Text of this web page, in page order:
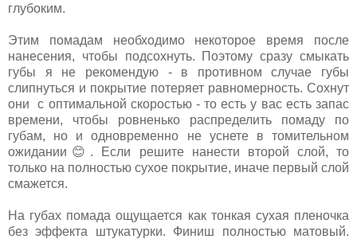
глубоким.
Этим помадам необходимо некоторое время после
нанесения, чтобы подсохнуть. Поэтому сразу смыкать
губы я не рекомендую - в противном случае губы
слипнуться и покрытие потеряет равномерность. Сохнут
они с оптимальной скоростью - то есть у вас есть запас
времени, чтобы ровненько распределить помаду по
губам, но и одновременно не уснете в томительном
ожидании😊. Если решите нанести второй слой, то
только на полностью сухое покрытие, иначе первый слой
смажется.
На губах помада ощущается как тонкая сухая пленочка
без эффекта штукатурки. Финиш полностью матовый.